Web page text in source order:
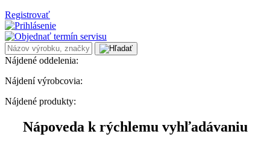
Registrovať
Nájdené oddelenia:
Nájdení výrobcovia:
Nájdené produkty:
Nápoveda k rýchlemu vyhľadávaniu